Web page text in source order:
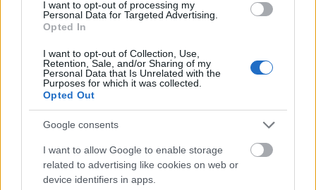
I want to opt-out of processing my
Personal Data for Targeted Advertising.
Opted In
I want to opt-out of Collection, Use,
Retention, Sale, and/or Sharing of my
Personal Data that Is Unrelated with the
Purposes for which it was collected.
Opted Out
Google consents
I want to allow Google to enable storage
related to advertising like cookies on web or
device identifiers in apps.
bohem art
Az 5 jelenlegi kollekció darabjait te is beszerezheted